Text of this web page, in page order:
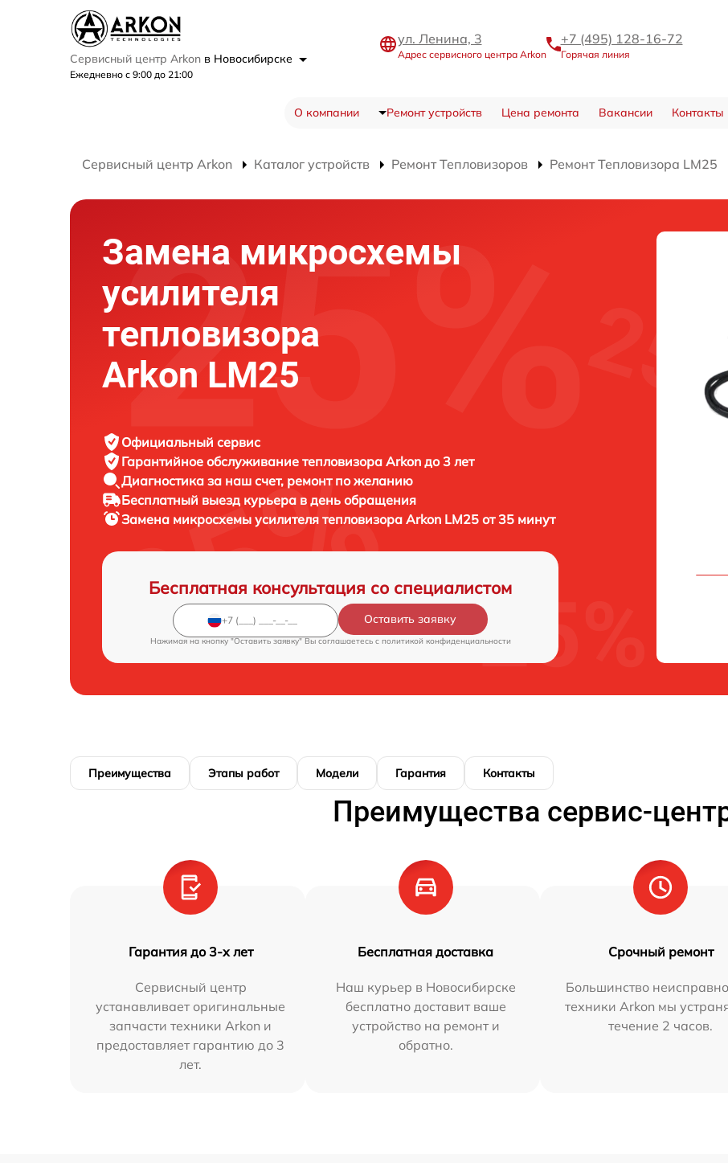
Сервисный центр Arkon в Новосибирске
Ежедневно с 9:00 до 21:00
ул. Ленина, 3
Адрес сервисного центра Arkon
+7 (495) 128-16-72
Горячая линия
О компании Ремонт устройств Цена ремонта Вакансии Контакты
Сервисный центр Arkon Каталог устройств Ремонт Тепловизоров Ремонт Тепловизора LM25
Замена микросхемы
усилителя
тепловизора
Arkon LM25
Официальный сервис
Гарантийное обслуживание тепловизора Arkon до 3 лет
Диагностика за наш счет, ремонт по желанию
Бесплатный выезд курьера в день обращения
Замена микросхемы усилителя тепловизора Arkon LM25 от 35 минут
Бесплатная консультация со специалистом
Оставить заявку
Нажимая на кнопку "Оставить заявку" Вы соглашаетесь c политикой конфиденциальности
Преимущества Этапы работ Модели Гарантия Контакты
Преимущества сервис-
Гарантия до 3-х лет
Сервисный центр
устанавливает оригинальные
запчасти техники Arkon и
предоставляет гарантию до 3
лет.
Бесплатная доставка
Наш курьер в Новосибирске
бесплатно доставит ваше
устройство на ремонт и
обратно.
Срочный ремонт
Большинство
техники Arkon мы
течение 2 часов.